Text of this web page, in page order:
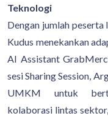
Teknologi
Dengan jumlah
Kudus menekankan
AI Assistant
sesi Sharing Session,
UMKM untuk
kolaborasi lintas